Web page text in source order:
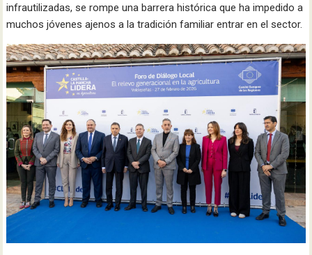
infrautilizadas, se rompe una barrera histórica que ha impedido a
muchos jóvenes ajenos a la tradición familiar entrar en el sector.